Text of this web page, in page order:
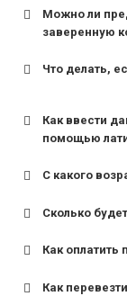
Можно ли
заверенную
Что делать,
Как ввести
помощью
С какого
для поездов
для
Сколько
Как оплатить
Как